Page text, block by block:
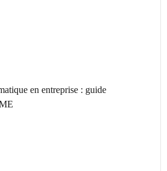
en entreprise : guide